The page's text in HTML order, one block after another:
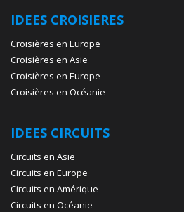
IDEES CROISIERES
Croisières en Europe
Croisières en Asie
Croisières en Europe
Croisières en Océanie
IDEES CIRCUITS
Circuits en Asie
Circuits en Europe
Circuits en Amérique
Circuits en Océanie